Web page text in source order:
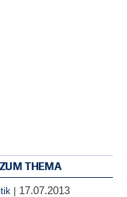
THEMA
| 17.07.2013